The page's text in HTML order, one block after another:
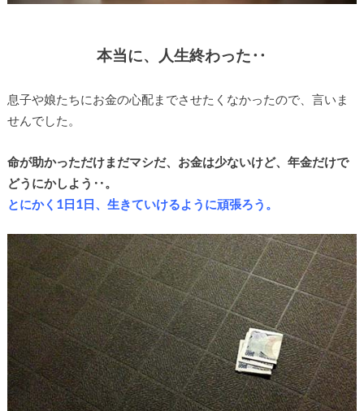
本当に、人生終わった‥
息子や娘たちにお金の心配までさせたくなかったので、言いま
せんでした。
命が助かっただけまだマシだ、お金は少ないけど、年金だけで
どうにかしよう‥。
とにかく1日1日、生きていけるように頑張ろう。